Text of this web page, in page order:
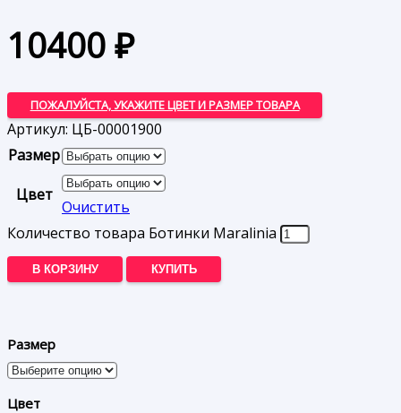
10400₽
ПОЖАЛУЙСТА, УКАЖИТЕ ЦВЕТ И РАЗМЕР ТОВАРА
Артикул: ЦБ-00001900
Размер
Цвет
Очистить
Количество товара Ботинки Maralinia
В КОРЗИНУ КУПИТЬ
Размер
Цвет